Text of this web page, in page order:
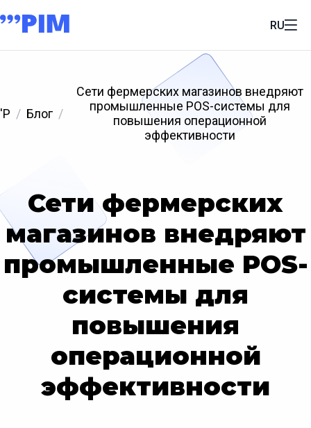
RU
'P Блог
Сети фермерских магазинов внедряют
промышленные POS-системы для
повышения операционной
эффективности
Сети фермерских
магазинов внедряют
промышленные POS-
системы для
повышения
операционной
эффективности